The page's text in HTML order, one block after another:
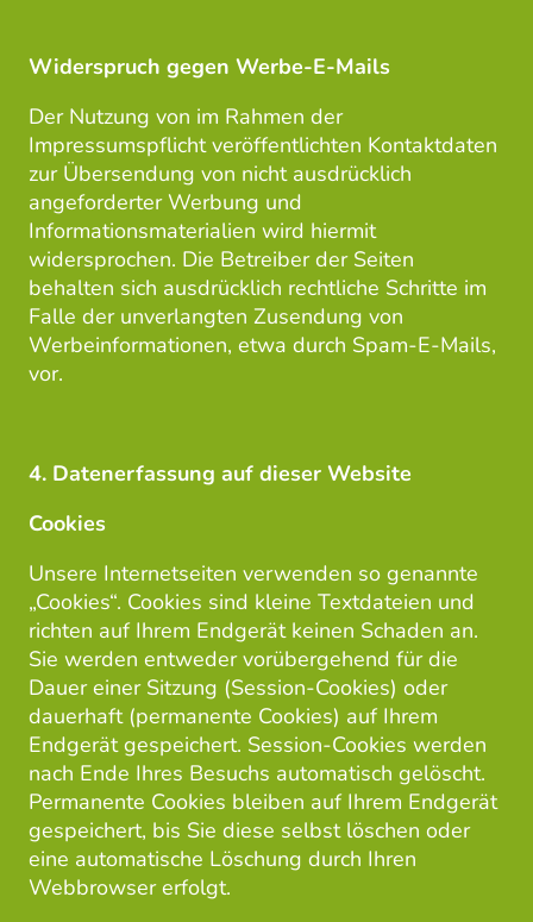
Widerspruch gegen Werbe-E-Mails
Der Nutzung von im Rahmen der
Impressumspflicht veröffentlichten Kontaktdaten
zur Übersendung von nicht ausdrücklich
angeforderter Werbung und
Informationsmaterialien wird hiermit
widersprochen. Die Betreiber der Seiten
behalten sich ausdrücklich rechtliche Schritte im
Falle der unverlangten Zusendung von
Werbeinformationen, etwa durch Spam-E-Mails,
vor.
4. Datenerfassung auf dieser Website
Cookies
Unsere Internetseiten verwenden so genannte
„Cookies“. Cookies sind kleine Textdateien und
richten auf Ihrem Endgerät keinen Schaden an.
Sie werden entweder vorübergehend für die
Dauer einer Sitzung (Session-Cookies) oder
dauerhaft (permanente Cookies) auf Ihrem
Endgerät gespeichert. Session-Cookies werden
nach Ende Ihres Besuchs automatisch gelöscht.
Permanente Cookies bleiben auf Ihrem Endgerät
gespeichert, bis Sie diese selbst löschen oder
eine automatische Löschung durch Ihren
Webbrowser erfolgt.